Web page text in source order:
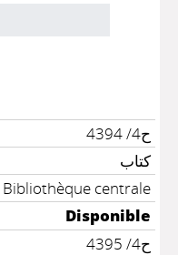
ح4/ 4394
كتاب
Bibliothèque centrale
Disponible
ح4/ 4395